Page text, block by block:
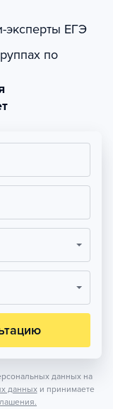
эксперты ЕГЭ
по
данных на
данных и принимаете